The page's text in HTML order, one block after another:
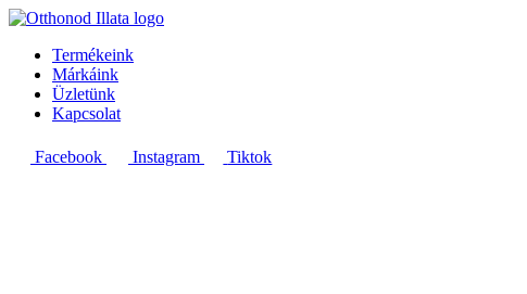
Termékeink
Márkáink
Üzletünk
Kapcsolat
Facebook Instagram Tiktok